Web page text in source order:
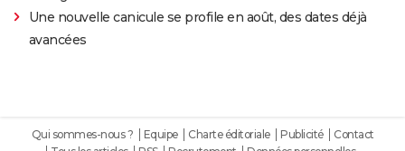
Une nouvelle canicule se profile en août, des dates déjà
avancées
Qui sommes-nous ? Equipe Charte éditoriale Publicité
Contact